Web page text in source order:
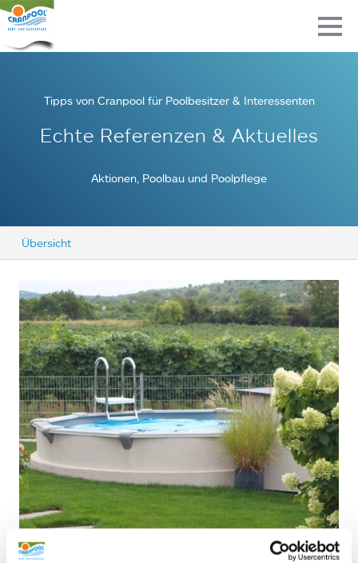
Tipps von Cranpool für Poolbesitzer & Interessenten
Echte Referenzen & Aktuelles
Aktionen, Poolbau und Poolpflege
Übersicht